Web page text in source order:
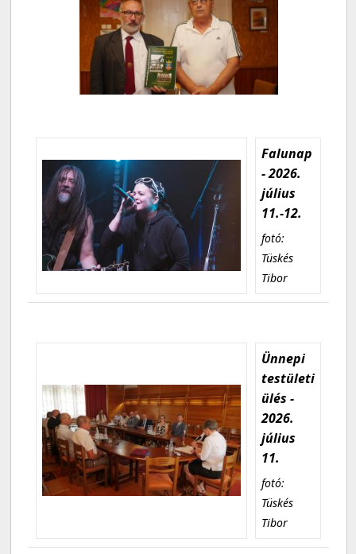
Falunap
- 2026.
július
11.-12.
fotó:
Tüskés
Tibor
Ünnepi
testületi
ülés -
2026.
július
11.
fotó:
Tüskés
Tibor